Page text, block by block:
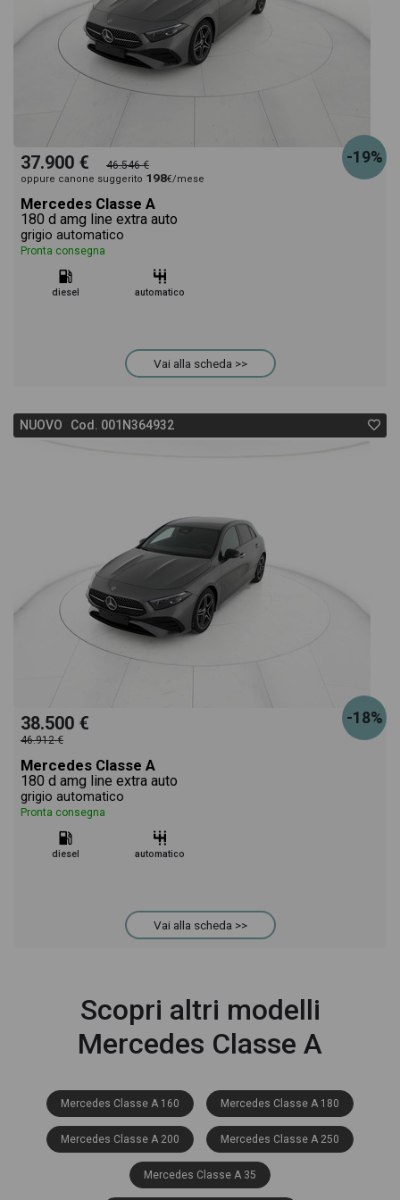
-19%
37.900 € 46.546 €
oppure canone suggerito 198€/mese
Mercedes Classe A
180 d amg line extra auto
grigio automatico
Pronta consegna
diesel automatico
Vai alla scheda >>
NUOVO Cod. 001N364932
-18%
38.500 €
46.912 €
Mercedes Classe A
180 d amg line extra auto
grigio automatico
Pronta consegna
diesel automatico
Vai alla scheda >>
Scopri altri modelli
Mercedes Classe A
Mercedes Classe A 160 Mercedes Classe A 180
Mercedes Classe A 200 Mercedes Classe A 250
Mercedes Classe A 35